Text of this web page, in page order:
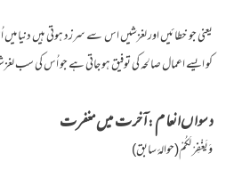
یعنی جو خطائیں اور لغزشیں اس سے سرزد ہوتی ہیں دنیا میں
کو ایسے اعمال صالحہ کی توفیق ہو جاتی ہے جو اُس کی سب
دسواں انعام : آخرت میں مغفرت
وَيَغْفِرْ لَكُمْ(حوالۂ سابق)